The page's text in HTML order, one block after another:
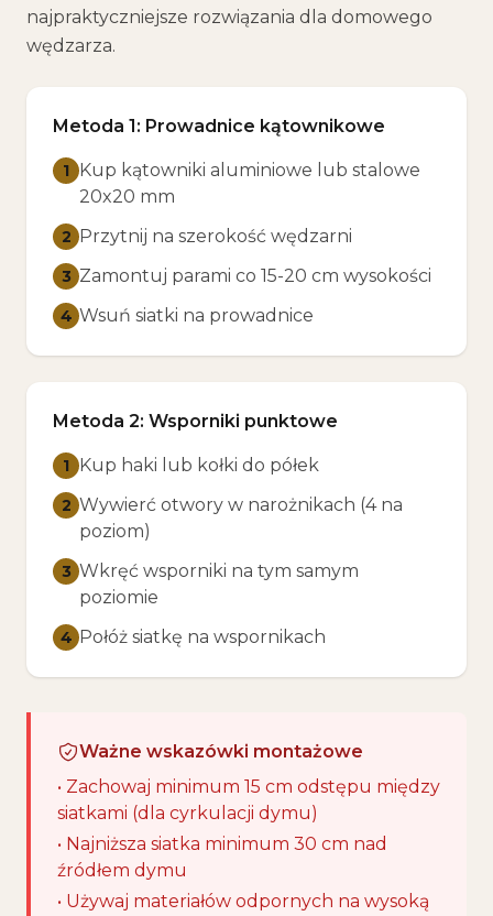
najpraktyczniejsze rozwiązania dla domowego
wędzarza.
Metoda 1: Prowadnice kątownikowe
1 Kup kątowniki aluminiowe lub stalowe
20x20 mm
2 Przytnij na szerokość wędzarni
3 Zamontuj parami co 15-20 cm wysokości
4 Wsuń siatki na prowadnice
Metoda 2: Wsporniki punktowe
1 Kup haki lub kołki do półek
2 Wywierć otwory w narożnikach (4 na
poziom)
3 Wkręć wsporniki na tym samym
poziomie
4 Połóż siatkę na wspornikach
Ważne wskazówki montażowe
• Zachowaj minimum 15 cm odstępu między
siatkami (dla cyrkulacji dymu)
• Najniższa siatka minimum 30 cm nad
źródłem dymu
• Używaj materiałów odpornych na wysoką